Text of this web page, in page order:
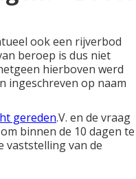
ook een rijverbod
beroep is dus niet
hierboven werd
ingeschreven op naam
gereden.V. en de vraag
binnen de 10 dagen te
vaststelling van de